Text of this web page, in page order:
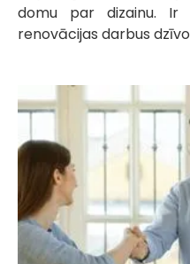
domu par dizainu. Ir
renovācijas darbus